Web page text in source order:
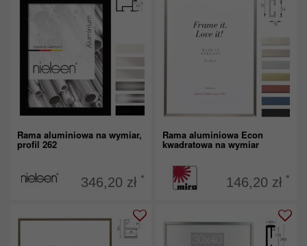
Rama aluminiowa na wymiar,
profil 262
346,20 zł *
Rama aluminiowa Econ
kwadratowa na wymiar
146,20 zł *